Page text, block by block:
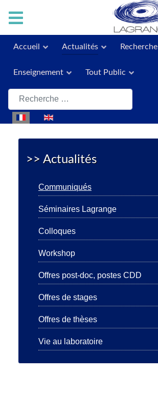
Accueil Actualités Recherche
Enseignement Tout Public
Rechercher
Sélectionnez votre langue
>> Actualités
Communiqués
Séminaires Lagrange
Colloques
Workshop
Offres post-doc, postes CDD
Offres de stages
Offres de thèses
Vie au laboratoire